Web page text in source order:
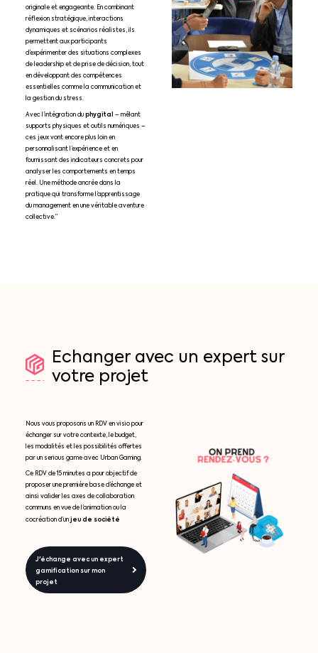
originale et engageante. En combinant
réflexion stratégique, interactions
dynamiques et scénarios réalistes, ils
permettent aux participants
d’expérimenter des situations complexes
de leadership et de prise de décision, tout
en développant des compétences
essentielles comme la communication et
la gestion du stress.
Avec l’intégration duphygital – mêlant
supports physiques et outils numériques –
ces jeux vont encore plus loin en
personnalisant l’expérience et en
fournissant des indicateurs concrets pour
analyser les comportements en temps
réel. Une méthode ancrée dans la
pratique qui transforme l’apprentissage
du management en une véritable aventure
collective.”
Echanger avec un expert sur
votre projet
Nous vous proposons un RDV en visio pour
échanger sur votre contexte, le budget,
les modalités et les possibilités offertes
par un serious game avec Urban Gaming.
Ce RDV de 15 minutes a pour objectif de
proposer une première base d’échange et
ainsi valider les axes de collaboration
communs en vue de l’animation ou la
cocréation d’unjeu de société
J'échange avec un expert
gamification sur mon
projet